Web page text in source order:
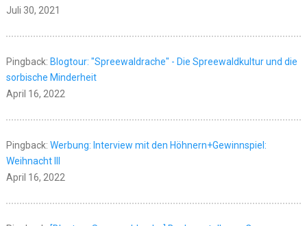
Juli 30, 2021
Pingback: Blogtour: "Spreewaldrache" - Die Spreewaldkultur und die
sorbische Minderheit
April 16, 2022
Pingback: Werbung: Interview mit den Höhnern+Gewinnspiel:
Weihnacht III
April 16, 2022